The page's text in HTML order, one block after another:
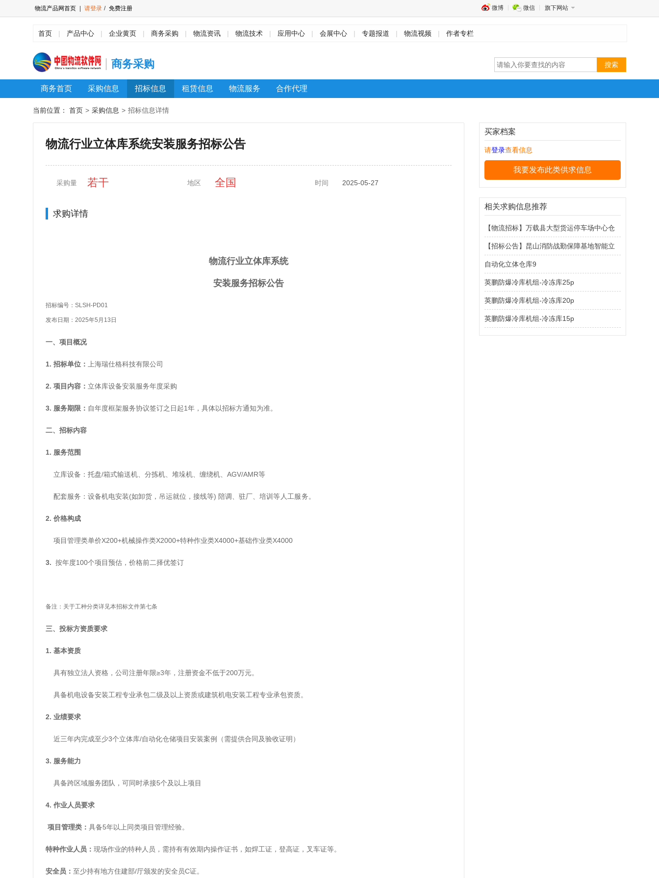
物流产品网首页 请登录 / 免费注册 微博 微信 旗下网站
首页 | 产品中心 | 企业黄页 | 商务采购 | 物流资讯 | 物流技术 | 应用中心 | 会展中心 | 专题报道 | 物流视频 | 作者专栏
商务采购
商务首页 采购信息 招标信息 租赁信息 物流服务 合作代理
当前位置： 首页 > 采购信息 > 招标信息详情
物流行业立体库系统安装服务招标公告
采购量 若干 地区 全国 时间 2025-05-27
求购详情
物流行业立体库系统
安装服务招标公告
招标编号：SLSH-PD01
发布日期：2025年5月13日
一、项目概况
1. 招标单位： 上海瑞仕格科技有限公司
2. 项目内容： 立体库设备安装服务年度采购
3. 服务期限： 自年度框架服务协议签订之日起1年，具体以招标方通知为准。
二、招标内容
1. 服务范围
立库设备：托盘/箱式输送机、分拣机、堆垛机、缠绕机、AGV/AMR等
配套服务：设备机电安装(如卸货，吊运就位，接线等) 陪调、驻厂、培训等人工服务。
2. 价格构成
项目管理类单价X200+机械操作类X2000+特种作业类X4000+基础作业类X4000
3. 按年度100个项目预估，价格前二择优签订
备注：关于工种分类详见本招标文件第七条
三、投标方资质要求
1. 基本资质
具有独立法人资格，公司注册年限≥3年，注册资金不低于200万元。
具备机电设备安装工程专业承包二级及以上资质或建筑机电安装工程专业承包资质。
2. 业绩要求
近三年内完成至少3个立体库/自动化仓储项目安装案例（需提供合同及验收证明）
3. 服务能力
具备跨区域服务团队，可同时承接5个及以上项目
4. 作业人员要求
项目管理类： 具备5年以上同类项目管理经验。
特种作业人员 ： 现场作业的特种人员，需持有有效期内操作证书，如焊工证，登高证，叉车证等。
安全员： 至少持有地方住建部/厅颁发的安全员C证。
买家档案
请登录查看信息
我要发布此类供求信息
相关求购信息推荐
【物流招标】万载县大型货运停车场中心仓
库...
【招标公告】昆山消防战勤保障基地智能立
体...
自动化立体仓库9
英鹏防爆冷库机组-冷冻库25p
英鹏防爆冷库机组-冷冻库20p
英鹏防爆冷库机组-冷冻库15p